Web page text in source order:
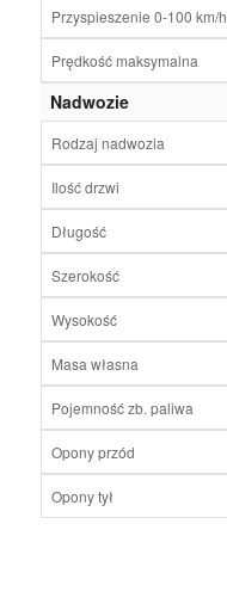
Przyspieszenie 0-100 km/h
Prędkość maksymalna
Nadwozie
Rodzaj nadwozia
Ilość drzwi
Długość
Szerokość
Wysokość
Masa własna
Pojemność zb. paliwa
Opony przód
Opony tył